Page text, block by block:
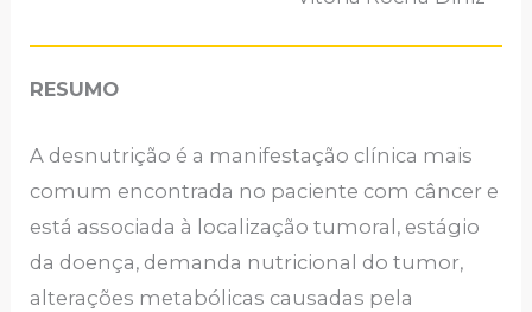
RESUMO
A desnutrição é a manifestação clínica mais
comum encontrada no paciente com câncer e
está associada à localização tumoral, estágio
da doença, demanda nutricional do tumor,
alterações metabólicas causadas pela